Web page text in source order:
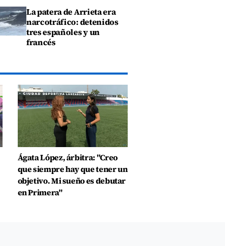
La patera de Arrieta era
narcotráfico: detenidos
tres españoles y un
francés
Ágata López, árbitra: "Creo
que siempre hay que tener un
objetivo. Mi sueño es debutar
en Primera"